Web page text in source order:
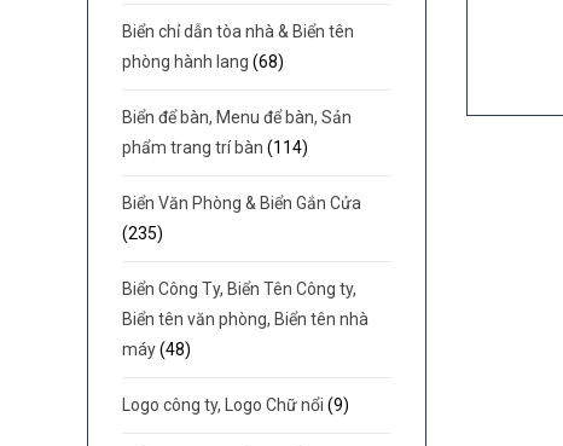
Biển chỉ dẫn tòa nhà & Biển tên
phòng hành lang (68)
Biển để bàn, Menu để bàn, Sản
phẩm trang trí bàn (114)
Biển Văn Phòng & Biển Gắn Cửa
(235)
Biển Công Ty, Biển Tên Công ty,
Biển tên văn phòng, Biển tên nhà
máy(48)
Logo công ty, Logo Chữ nổi (9)